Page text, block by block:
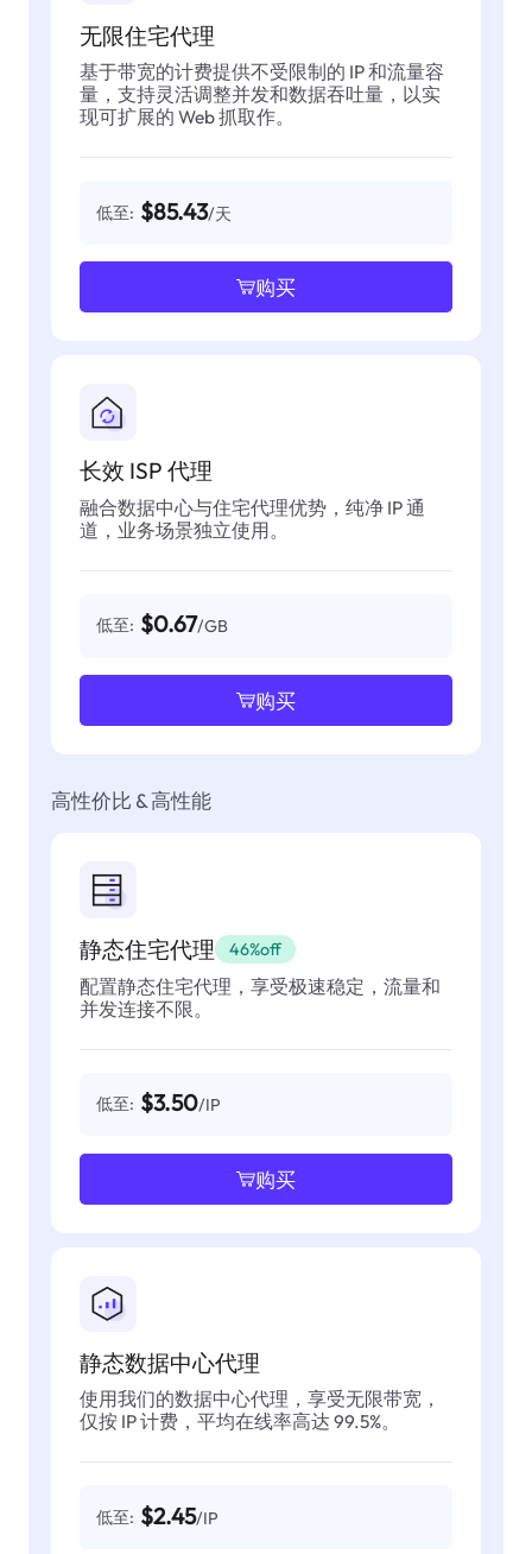
无限住宅代理
基于带宽的计费提供不受限制的 IP 和流量容
量，支持灵活调整并发和数据吞吐量，以实
现可扩展的 Web 抓取作。
低至: $85.43/天
购买
长效 ISP 代理
融合数据中心与住宅代理优势，纯净 IP 通
道，业务场景独立使用。
低至: $0.67/GB
购买
高性价比 & 高性能
静态住宅代理 46%off
配置静态住宅代理，享受极速稳定，流量和
并发连接不限。
低至: $3.50/IP
购买
静态数据中心代理
使用我们的数据中心代理，享受无限带宽，
仅按 IP 计费，平均在线率高达 99.5%。
低至: $2.45/IP